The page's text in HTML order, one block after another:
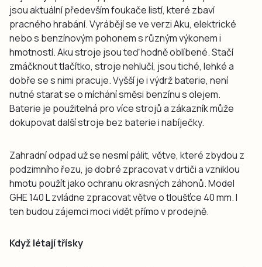
jsou aktuální především foukače listí, které zbaví
pracného hrabání. Vyrábějí se ve verzi Aku, elektrické
nebo s benzínovým pohonem s různým výkonem i
hmotností. Aku stroje jsou teď hodně oblíbené. Stačí
zmáčknout tlačítko, stroje nehlučí, jsou tiché, lehké a
dobře se s nimi pracuje. Vyšší je i výdrž baterie, není
nutné starat se o míchání směsi benzínu s olejem.
Baterie je použitelná pro více strojů a zákazník může
dokupovat další stroje bez baterie i nabíječky.
Zahradní odpad už se nesmí pálit, větve, které zbydou z
podzimního řezu, je dobré zpracovat v drtiči a vzniklou
hmotu použít jako ochranu okrasných záhonů. Model
GHE 140 L zvládne zpracovat větve o tloušťce 40 mm. I
ten budou zájemci moci vidět přímo v prodejně.
Když létají třísky